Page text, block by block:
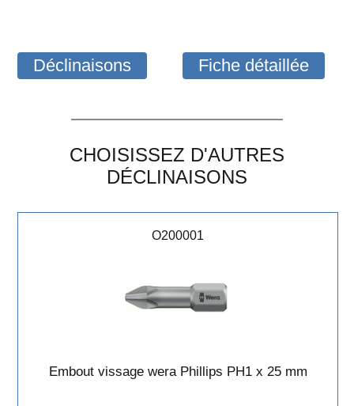
Déclinaisons Fiche détaillée
CHOISISSEZ D'AUTRES
DÉCLINAISONS
O200001
Embout vissage wera Phillips PH1 x 25 mm